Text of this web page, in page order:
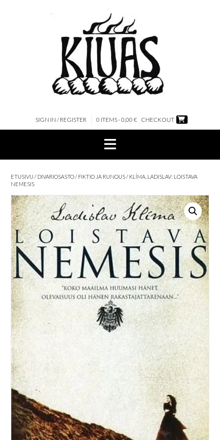
SIGN IN / REGISTER 0 ITEMS - 0,00 € CHECKOUT
ETUSIVU / DIVARIOSASTO/ FIKTIO JA RUNOUS/ KLÍMA, LADISLAV: LOISTAVA
NEMESIS